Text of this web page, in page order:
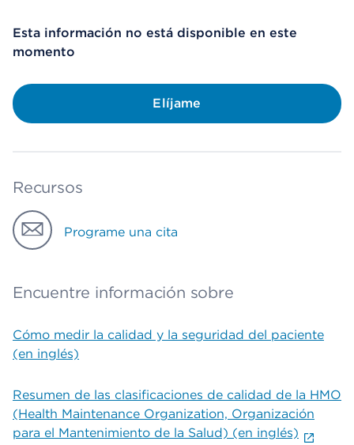
Esta información no está disponible en este
momento
Elíjame
Recursos
Programe una cita
Encuentre información sobre
Cómo medir la calidad y la seguridad del paciente
(en inglés)
Resumen de las clasificaciones de calidad de la HMO
(Health Maintenance Organization, Organización
para el Mantenimiento de la Salud) (en inglés)